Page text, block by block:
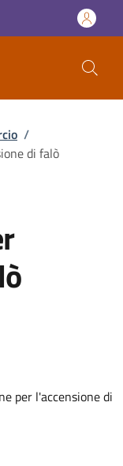
/
di falò
per l'accensione di